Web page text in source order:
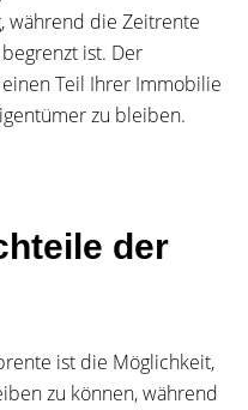
während die Zeitrente
ist. Der
Teil Ihrer Immobilie
zu bleiben.
der
ist die Möglichkeit,
zu können, während